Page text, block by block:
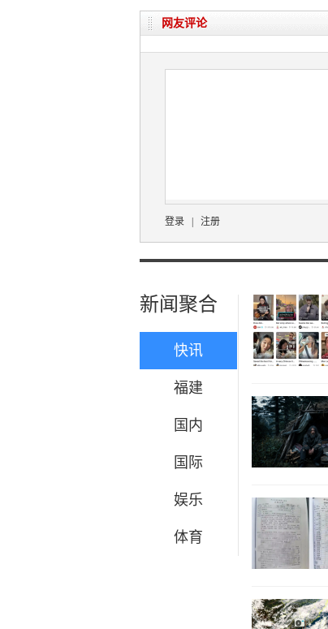
网友评论
登录 注册
新闻聚合
快讯
福建
国内
国际
娱乐
体育